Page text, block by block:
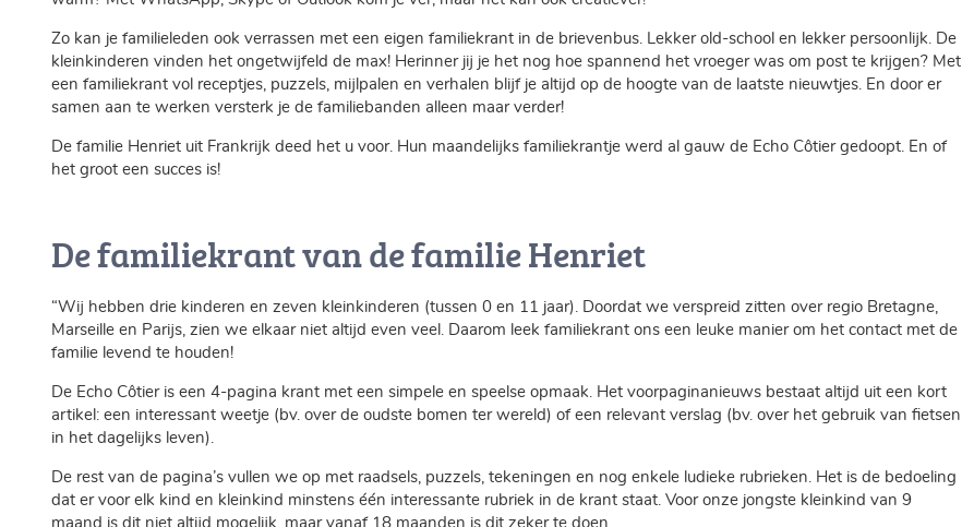
Zo kan je familieleden ook verrassen met een eigen familiekrant in de brievenbus. Lekker old-school en lekker persoonlijk. De
kleinkinderen vinden het ongetwijfeld de max! Herinner jij je het nog hoe spannend het vroeger was om post te krijgen? Met
een familiekrant vol receptjes, puzzels, mijlpalen en verhalen blijf je altijd op de hoogte van de laatste nieuwtjes. En door er
samen aan te werken versterk je de familiebanden alleen maar verder!
De familie Henriet uit Frankrijk deed het u voor. Hun maandelijks familiekrantje werd al gauw de Echo Côtier gedoopt. En of
het groot een succes is!
De familiekrant van de familie Henriet
“Wij hebben drie kinderen en zeven kleinkinderen (tussen 0 en 11 jaar). Doordat we verspreid zitten over regio Bretagne,
Marseille en Parijs, zien we elkaar niet altijd even veel. Daarom leek familiekrant ons een leuke manier om het contact met de
familie levend te houden!
De Echo Côtier is een 4-pagina krant met een simpele en speelse opmaak. Het voorpaginanieuws bestaat altijd uit een kort
artikel: een interessant weetje (bv. over de oudste bomen ter wereld) of een relevant verslag (bv. over het gebruik van fietsen
in het dagelijks leven).
De rest van de pagina’s vullen we op met raadsels, puzzels, tekeningen en nog enkele ludieke rubrieken. Het is de bedoeling
dat er voor elk kind en kleinkind minstens één interessante rubriek in de krant staat. Voor onze jongste kleinkind van 9
maand is dit niet altijd mogelijk, maar vanaf 18 maanden is dit zeker te doen.